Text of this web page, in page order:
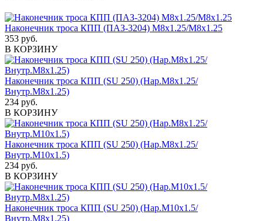
Наконечник троса КПП (ПАЗ-3204) М8х1.25/М8х1.25
353 руб.
В КОРЗИНУ
Наконечник троса КПП (SU 250) (Нар.М8х1.25/
Внутр.М8х1.25)
234 руб.
В КОРЗИНУ
Наконечник троса КПП (SU 250) (Нар.М8х1.25/
Внутр.М10х1.5)
234 руб.
В КОРЗИНУ
Наконечник троса КПП (SU 250) (Нар.М10х1.5/
Внутр.М8х1.25)